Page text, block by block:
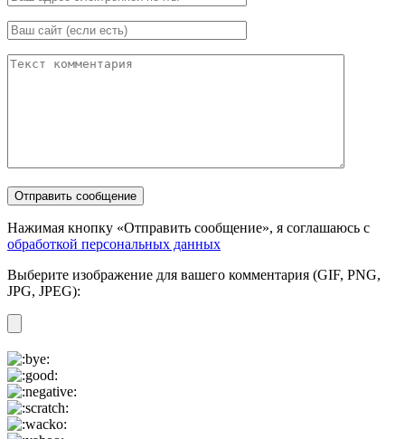
Нажимая кнопку «Отправить сообщение», я соглашаюсь с
обработкой персональных данных
Выберите изображение для вашего комментария (GIF, PNG,
JPG, JPEG):